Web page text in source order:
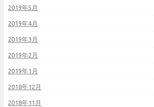
2019年5月
2019年4月
2019年3月
2019年2月
2019年1月
2018年12月
2018年11月